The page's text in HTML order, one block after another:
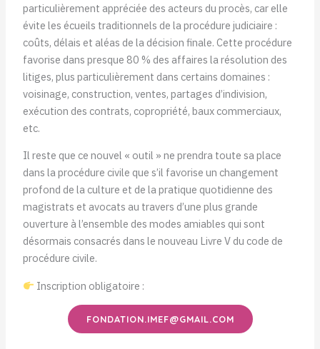
particulièrement appréciée des acteurs du procès, car elle
évite les écueils traditionnels de la procédure judiciaire :
coûts, délais et aléas de la décision finale. Cette procédure
favorise dans presque 80 % des affaires la résolution des
litiges, plus particulièrement dans certains domaines :
voisinage, construction, ventes, partages d’indivision,
exécution des contrats, copropriété, baux commerciaux,
etc.
Il reste que ce nouvel « outil » ne prendra toute sa place
dans la procédure civile que s’il favorise un changement
profond de la culture et de la pratique quotidienne des
magistrats et avocats au travers d’une plus grande
ouverture à l’ensemble des modes amiables qui sont
désormais consacrés dans le nouveau Livre V du code de
procédure civile.
Inscription obligatoire :
FONDATION.IMEF@GMAIL.COM